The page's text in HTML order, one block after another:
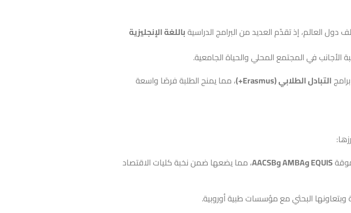
دول العالم، إذ تقدّم العديد من البرامج الدراسيةباللغة الإنجليزية
الأجانب في المجتمع المحلي والحياة الجامعية.
التبادل الطلابي (Erasmus+)
، مما يمنح الطلبة فرصًا واسعة
EQUIS وAMBA وAACSB
، مما يضعها ضمن نخبة كليات الاقتصاد
وبتعاونها البحثي مع مؤسسات طبية أوروبية.